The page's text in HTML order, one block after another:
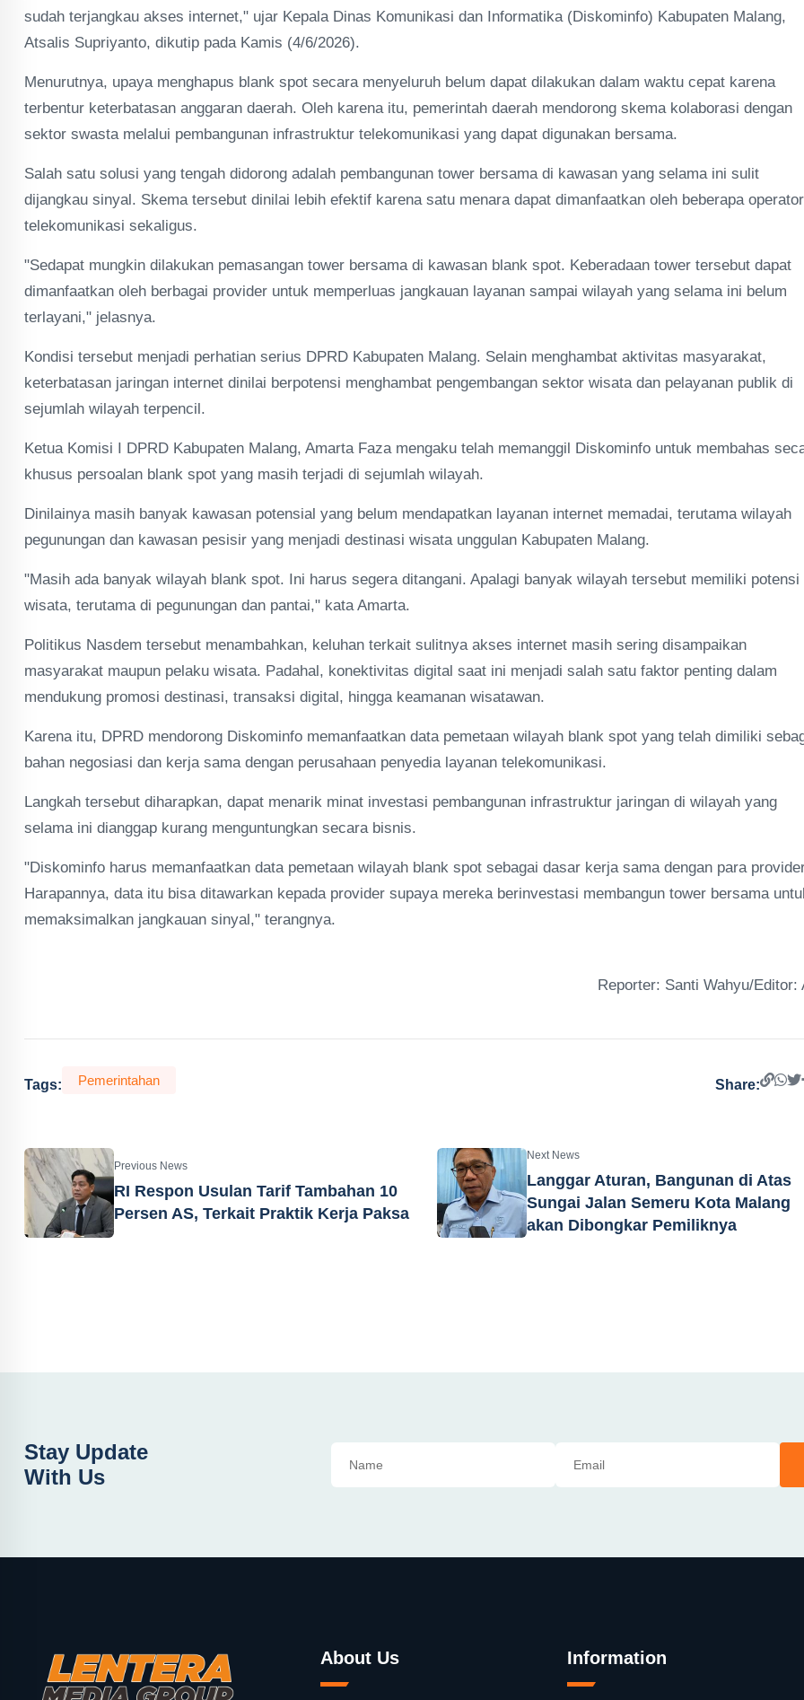
sudah terjangkau akses internet," ujar Kepala Dinas Komunikasi dan Informatika (Diskominfo) Kabupaten Malang,
Atsalis Supriyanto, dikutip pada Kamis (4/6/2026).
Menurutnya, upaya menghapus blank spot secara menyeluruh belum dapat dilakukan dalam waktu cepat karena
terbentur keterbatasan anggaran daerah. Oleh karena itu, pemerintah daerah mendorong skema kolaborasi dengan
sektor swasta melalui pembangunan infrastruktur telekomunikasi yang dapat digunakan bersama.
Salah satu solusi yang tengah didorong adalah pembangunan tower bersama di kawasan yang selama ini sulit
dijangkau sinyal. Skema tersebut dinilai lebih efektif karena satu menara dapat dimanfaatkan oleh beberapa operator
telekomunikasi sekaligus.
"Sedapat mungkin dilakukan pemasangan tower bersama di kawasan blank spot. Keberadaan tower tersebut dapat
dimanfaatkan oleh berbagai provider untuk memperluas jangkauan layanan sampai wilayah yang selama ini belum
terlayani," jelasnya.
Kondisi tersebut menjadi perhatian serius DPRD Kabupaten Malang. Selain menghambat aktivitas masyarakat,
keterbatasan jaringan internet dinilai berpotensi menghambat pengembangan sektor wisata dan pelayanan publik di
sejumlah wilayah terpencil.
Ketua Komisi I DPRD Kabupaten Malang, Amarta Faza mengaku telah memanggil Diskominfo untuk membahas
khusus persoalan blank spot yang masih terjadi di sejumlah wilayah.
Dinilainya masih banyak kawasan potensial yang belum mendapatkan layanan internet memadai, terutama wilayah
pegunungan dan kawasan pesisir yang menjadi destinasi wisata unggulan Kabupaten Malang.
"Masih ada banyak wilayah blank spot. Ini harus segera ditangani. Apalagi banyak wilayah tersebut memiliki potensi
wisata, terutama di pegunungan dan pantai," kata Amarta.
Politikus Nasdem tersebut menambahkan, keluhan terkait sulitnya akses internet masih sering disampaikan
masyarakat maupun pelaku wisata. Padahal, konektivitas digital saat ini menjadi salah satu faktor penting dalam
mendukung promosi destinasi, transaksi digital, hingga keamanan wisatawan.
Karena itu, DPRD mendorong Diskominfo memanfaatkan data pemetaan wilayah blank spot yang telah dimiliki
bahan negosiasi dan kerja sama dengan perusahaan penyedia layanan telekomunikasi.
Langkah tersebut diharapkan, dapat menarik minat investasi pembangunan infrastruktur jaringan di wilayah yang
selama ini dianggap kurang menguntungkan secara bisnis.
"Diskominfo harus memanfaatkan data pemetaan wilayah blank spot sebagai dasar kerja sama dengan para
Harapannya, data itu bisa ditawarkan kepada provider supaya mereka berinvestasi membangun tower bersama
memaksimalkan jangkauan sinyal," terangnya.
Reporter: Santi Wahyu/Editor:
Tags: Pemerintahan Share:
Previous News
RI Respon Usulan Tarif Tambahan 10
Persen AS, Terkait Praktik Kerja Paksa
Next News
Langgar Aturan, Bangunan di Atas
Sungai Jalan Semeru Kota Malang
akan Dibongkar Pemiliknya
Stay Update
With Us
About Us Information